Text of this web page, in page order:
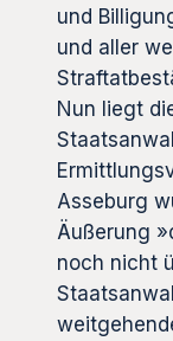
und
und aller
Nun liegt
Asseburg
Äußerung
noch nicht